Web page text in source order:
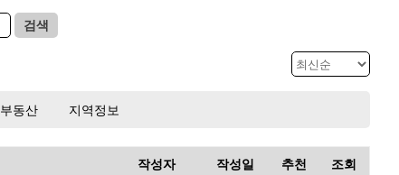
검색
부동산 지역정보
작성자 작성일 추천 조회